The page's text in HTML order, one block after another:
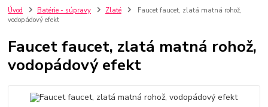
Úvod Batérie - súpravy Zlaté
Faucet faucet, zlatá matná rohož,
vodopádový efekt
Faucet faucet, zlatá matná rohož,
vodopádový efekt